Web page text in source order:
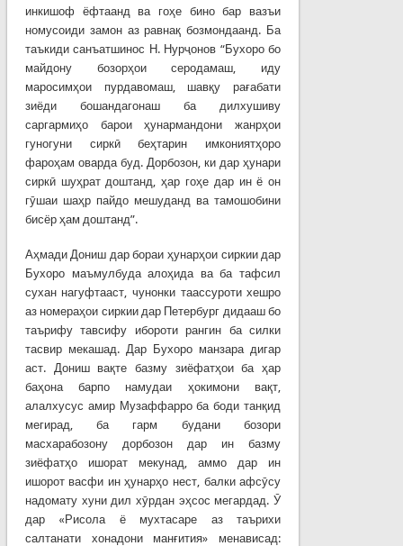
инкишоф ёфтаанд ва гоҳе бино бар вазъи
номусоиди замон аз равнақ бозмондаанд. Ба
таъкиди санъатшинос Н. Нурҷонов “Бухоро бо
майдону бозорҳои серодамаш, иду
маросимҳои пурдавомаш, шавқу рағабати
зиёди бошандагонаш ба дилхушиву
саргармиҳо барои ҳунармандони жанрҳои
гуногуни сиркӣ беҳтарин имкониятҳоро
фароҳам оварда буд. Дорбозон, ки дар ҳунари
сиркӣ шуҳрат доштанд, ҳар гоҳе дар ин ё он
гӯшаи шаҳр пайдо мешуданд ва тамошобини
бисёр ҳам доштанд”.
Аҳмади Дониш дар бораи ҳунарҳои сиркии дар
Бухоро маъмулбуда алоҳида ва ба тафсил
сухан нагуфтааст, чунонки таассуроти хешро
аз номераҳои сиркии дар Петербург дидааш бо
таърифу тавсифу ибороти рангин ба силки
тасвир мекашад. Дар Бухоро манзара дигар
аст. Дониш вақте базму зиёфатҳои ба ҳар
баҳона барпо намудаи ҳокимони вақт,
алалхусус амир Музаффарро ба боди танқид
мегирад, ба гарм будани бозори
масхарабозону дорбозон дар ин базму
зиёфатҳо ишорат мекунад, аммо дар ин
ишорот васфи ин ҳунарҳо нест, балки афсӯсу
надомату хуни дил хӯрдан эҳсос мегардад. Ӯ
дар «Рисола ё мухтасаре аз таърихи
салтанати хонадони манғития» менависад: